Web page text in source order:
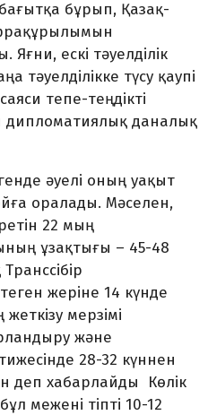
бұрып, Қазақ­
ескі тәуелділік
тәуелділікке түсу қаупі
тепе-теңдікті
дипломатиялық даналық
әуелі оның уақыт
оралады. Мәселен,
22 мың
ұзақтығы – 45-48
жеріне 14 күнде
мерзімі
және
28-32 күннен
деп хабарлайды Көлік
межені тіпті 10-12